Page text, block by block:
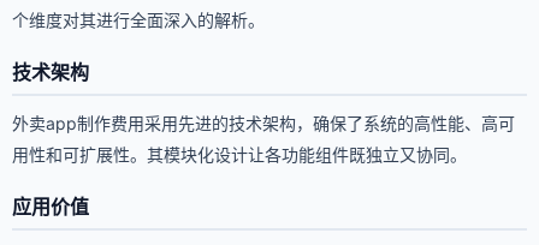
个维度对其进行全面深入的解析。
技术架构
外卖app制作费用采用先进的技术架构，确保了系统的高性能、高可
用性和可扩展性。其模块化设计让各功能组件既独立又协同。
应用价值